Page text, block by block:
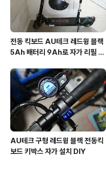
전동 킥보드 AU테크 레드윙 블랙
5Ah 배터리 9Ah로 자가 리필 교
AU테크 구형 레드윙 블랙 전동킥
보드 키박스 자가 설치 DIY